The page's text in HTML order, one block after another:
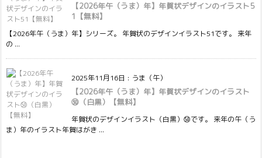
【2026年午（うま）年】年賀状デザインのイラスト5
1【無料】
【2026年午（うま）年】シリーズ。 年賀状のデザインイラスト51です。 来年
の ...
2025年11月16日 : うま（午）
【2026年午（うま）年】年賀状デザインのイラスト
㊿（白黒）【無料】
年賀状のデザインイラスト（白黒）㊿です。 来年の午（う
ま）年のイラスト年賀はがき ...